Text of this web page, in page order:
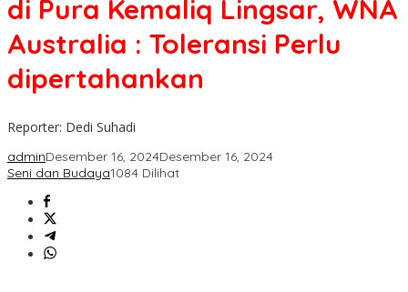
Kemaliq
Lingsar,
WNA
:
di Pura Kemaliq Lingsar, WNA
Australia : Toleransi Perlu
dipertahankan
Reporter: Dedi Suhadi
adminDesember 16, 2024Desember 16, 2024
Seni dan Budaya1084 Dilihat